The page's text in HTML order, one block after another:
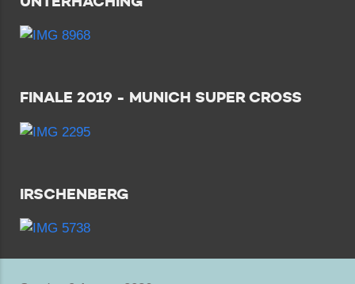
FINALE 2019 - MUNICH SUPER CROSS
IRSCHENBERG